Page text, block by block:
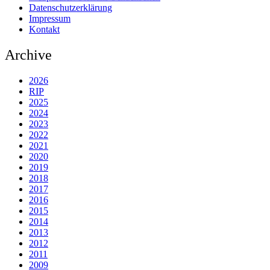
Datenschutzerklärung
Impressum
Kontakt
Archive
2026
RIP
2025
2024
2023
2022
2021
2020
2019
2018
2017
2016
2015
2014
2013
2012
2011
2009